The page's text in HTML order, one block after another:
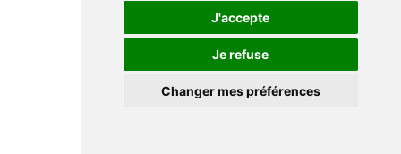
J'accepte
Je refuse
Changer mes préférences